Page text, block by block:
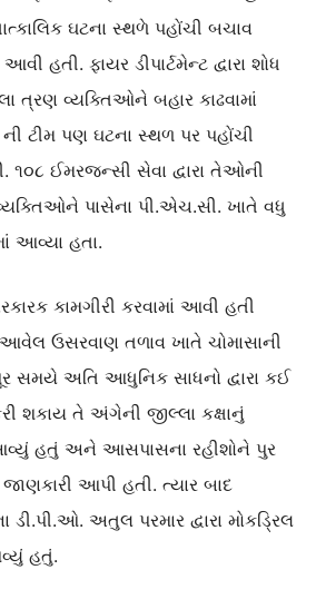
ઘટના સ્થળે પહોંચી બચાવ
હતી. ફાયર ડીપાર્ટમેન્ટ દ્વારા શોધ
ત્રણ વ્યક્તિઓને બહાર કાઢવામાં
ટીમ પણ ઘટના સ્થળ પર પહોંચી
૧૦૮ ઈમરજન્સી સેવા દ્વારા તેઓની
પાસેના પી.એચ.સી. ખાતે વધુ
આવ્યા હતા.
કામગીરી કરવામાં આવી હતી
આવેલ ઉસરવાણ તળાવ ખાતે ચોમાસાની
સમયે અતિ આધુનિક સાધનો દ્વારા કઈ
શકાય તે અંગેની જીલ્લા કક્ષાનું
હતું અને આસપાસના રહીશોને પુર
આપી હતી. ત્યાર બાદ
ડી.પી.ઓ. અતુલ પરમાર દ્વારા મોકડ્રિલ
હતું.